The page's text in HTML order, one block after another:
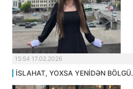
15:54 17.02.2026
İSLAHAT, YOXSA YENİDƏN BÖLGÜ.